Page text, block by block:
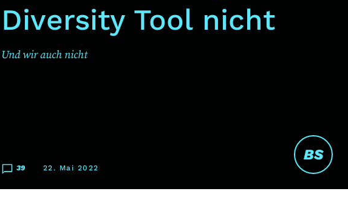
Diversity Tool nicht
Und wir auch nicht
39 22. Mai 2022
BS